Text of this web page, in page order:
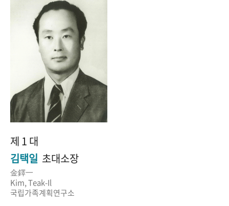
제 1 대
김택일 초대소장
金鐸一
Kim, Teak-Il
국립가족계획연구소